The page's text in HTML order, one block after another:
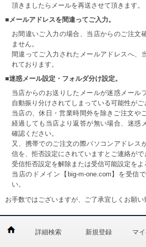
頂きましたらメールを再送させて頂きます。
■メールアドレスを間違ってご入力。
お間違いご入力の場合、当店からのご注文
ません。
間違ってご入力されたメールアドレスへ、
れております。
■迷惑メール設定・フォルダ分け設定。
当店からのお送りしたメールが迷惑メール
自動振り分けされてしまっている可能性がご
当店の、休日・営業時間外を除きご注文や
経過しても当店より返答が無い場合、迷惑
確認ください。
又、携帯でのご注文の際パソコンアドレス
信を、拒否設定にされていますとご連絡がで
受信拒否設定を解除または受信可能設定をよ
当店のドメイン【big-m-one.com】を受信
い。
お手数ではございますが、ご了承宜しくお願い
詳細検索 新規登録 マ